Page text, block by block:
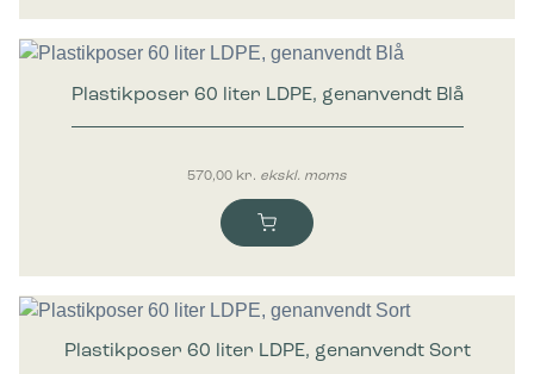
Marketing
websites. Hensigten er at vise annoncer, der er relevante og
engagerende for den enkelte bruger, og dermed mere
Plastikposer 60 liter LDPE, genanvendt Blå
570,00 kr. ekskl. moms
Plastikposer 60 liter LDPE, genanvendt Sort